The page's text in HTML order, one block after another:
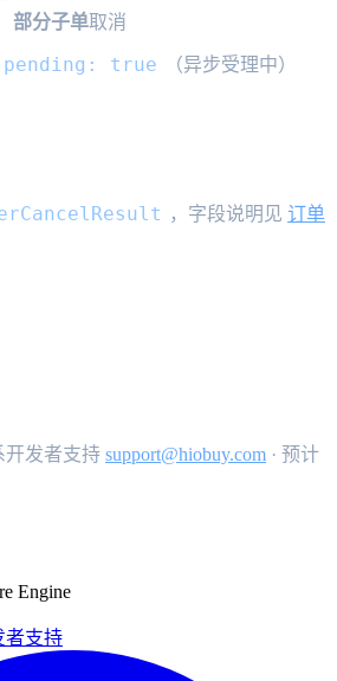
部分子单取消
pending: true （异步受理中）
，字段说明见 订单
开发者支持 support@hiobuy.com · 预计
Engine
者支持